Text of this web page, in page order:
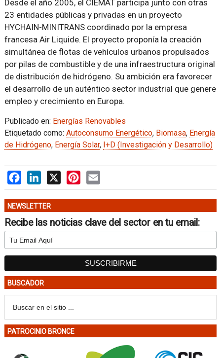
Desde el año 2005, el CIEMAT participa junto con otras
23 entidades públicas y privadas en un proyecto
HYCHAIN-MINITRANS coordinado por la empresa
francesa Air Liquide. El proyecto proponía la creación
simultánea de flotas de vehículos urbanos propulsados
por pilas de combustible y de una infraestructura original
de distribución de hidrógeno. Su ambición era favorecer
el desarrollo de un auténtico sector industrial que genere
empleo y crecimiento en Europa.
Publicado en: Energías Renovables
Etiquetado como: Autoconsumo Energético, Biomasa, Energía
de Hidrógeno, Energía Solar, I+D (Investigación y Desarrollo)
FacebookLinkedIn
X PinterestEmail
NEWSLETTER
Recibe las noticias clave del sector en tu email:
BUSCADOR
PATROCINIO BRONCE